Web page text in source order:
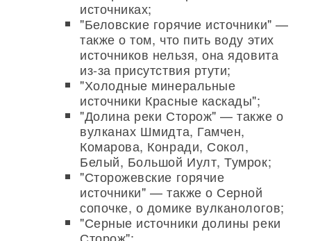
источниках;
"Беловские горячие источники" —
также о том, что пить воду этих
источников нельзя, она ядовита
из-за присутствия ртути;
"Холодные минеральные
источники Красные каскады";
"Долина реки Сторож" — также о
вулканах Шмидта, Гамчен,
Комарова, Конради, Сокол,
Белый, Большой Иулт, Тумрок;
"Сторожевские горячие
источники" — также о Серной
сопочке, о домике вулканологов;
"Серные источники долины реки